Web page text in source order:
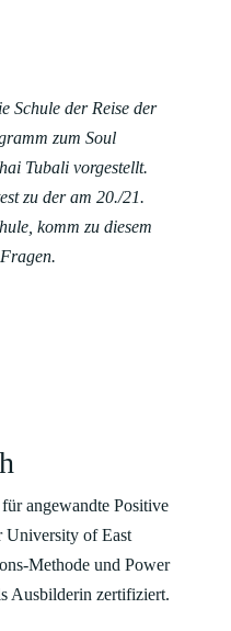
Schule der Reise der
zum Soul
Tubali vorgestellt.
zu der am 20./21.
komm zu diesem
angewandte Positive
University of East
Methode und Power
Ausbilderin zertifiziert.